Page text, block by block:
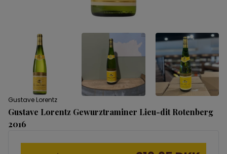
Gustave Lorentz
Gustave Lorentz Gewurztraminer Lieu-dit Rotenberg
2016